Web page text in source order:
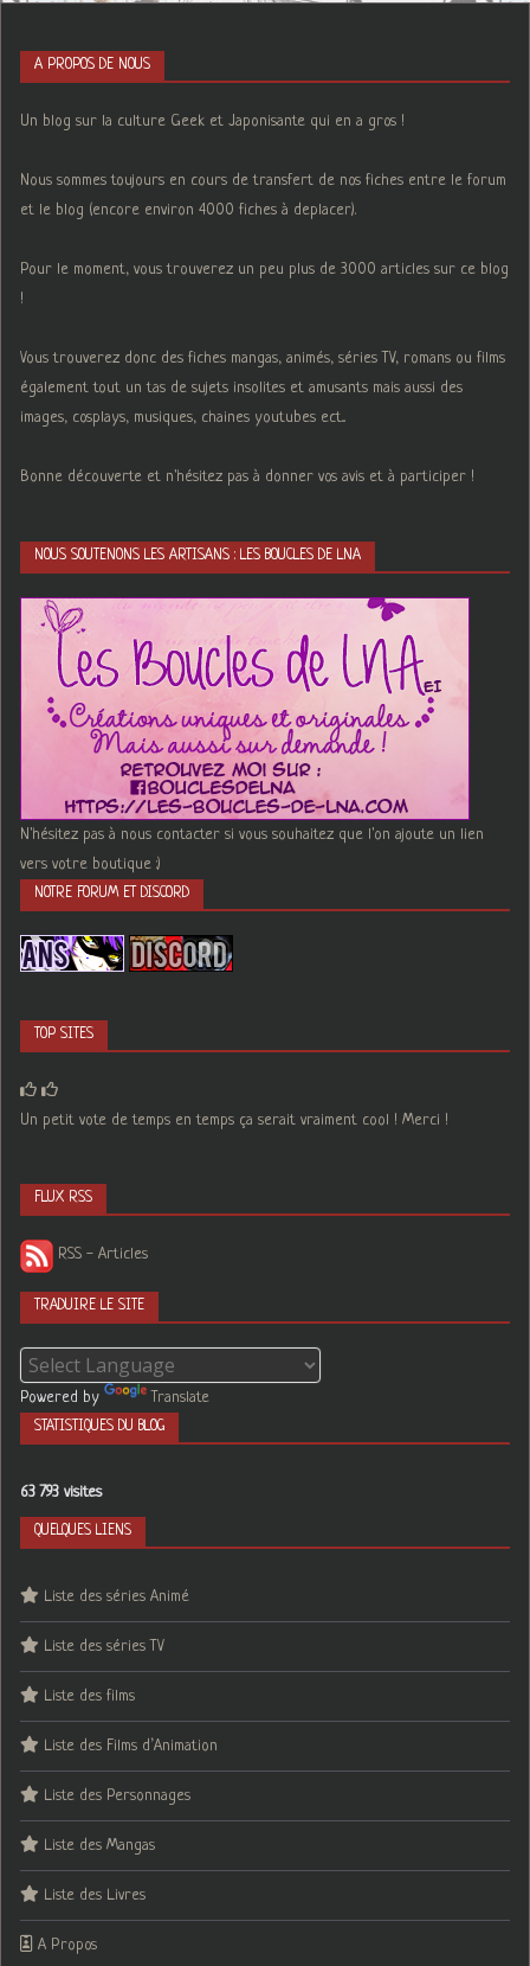
A PROPOS DE NOUS
Un blog sur la culture Geek et Japonisante qui en a gros !
Nous sommes toujours en cours de transfert de nos fiches entre le forum
et le blog (encore environ 4000 fiches à deplacer).
Pour le moment, vous trouverez un peu plus de 3000 articles sur ce blog
!
Vous trouverez donc des fiches mangas, animés, séries TV, romans ou films
également tout un tas de sujets insolites et amusants mais aussi des
images, cosplays, musiques, chaines youtubes ect...
Bonne découverte et n'hésitez pas à donner vos avis et à participer !
NOUS SOUTENONS LES ARTISANS : LES BOUCLES DE LNA
N'hésitez pas à nous contacter si vous souhaitez que l'on ajoute un lien
vers votre boutique :)
NOTRE FORUM ET DISCORD
TOP SITES
Un petit vote de temps en temps ça serait vraiment cool ! Merci !
FLUX RSS
RSS - Articles
TRADUIRE LE SITE
Powered by Translate
STATISTIQUES DU BLOG
63 793 visites
QUELQUES LIENS
Liste des séries Animé
Liste des séries TV
Liste des films
Liste des Films d’Animation
Liste des Personnages
Liste des Mangas
Liste des Livres
A Propos